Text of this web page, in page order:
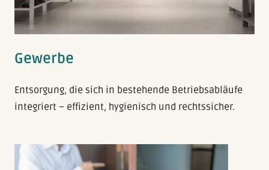
Gewerbe
Entsorgung, die sich in bestehende Betriebsabläufe
integriert – effizient, hygienisch und rechtssicher.